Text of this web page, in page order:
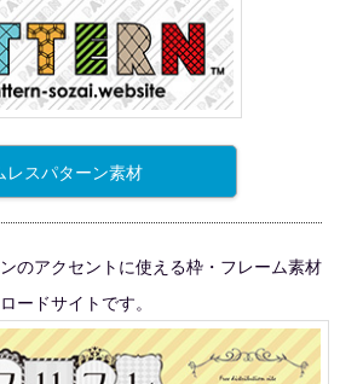
レスパターン素材
のアクセントに使える枠・フレーム素材
ードサイトです。